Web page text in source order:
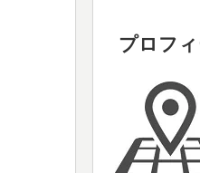
プロフ